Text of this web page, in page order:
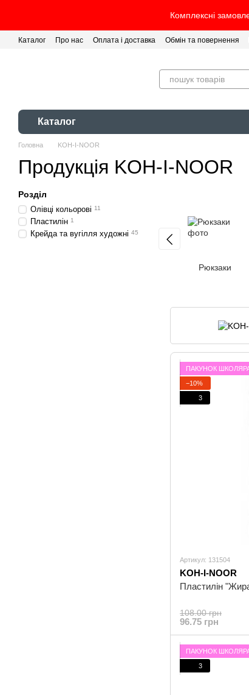
Комплексні
Каталог Про нас Оплата і доставка Обмін та повернення
Каталог
Головна KOH-I-NOOR
Продукція KOH-I-NOOR
Рюкзаки
ПАКУНОК
−10%
3
Артикул: 131504
KOH-I-NOOR
Пластилін
108.00 грн
96.75 грн
ПАКУНОК
3
Розділ
Олівці кольорові 11
Пластилін 1
Крейда та вугілля художні 45